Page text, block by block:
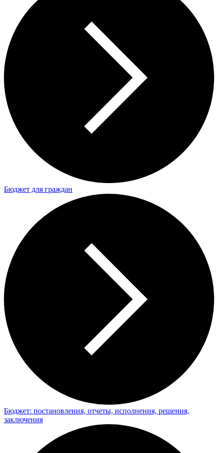
Бюджет для граждан
Бюджет: постановления, отчеты, исполнения, решения,
заключения